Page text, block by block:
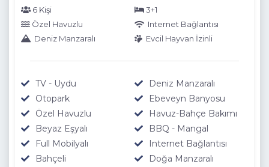
6 Kişi
3+1
Özel Havuzlu
Internet Bağlantısı
Deniz Manzaralı
Evcil Hayvan İzinli
TV - Uydu
Deniz Manzaralı
Otopark
Ebeveyn Banyosu
Özel Havuzlu
Havuz-Bahçe Bakımı
Beyaz Eşyalı
BBQ - Mangal
Full Mobilyalı
Internet Bağlantısı
Bahçeli
Doğa Manzaralı